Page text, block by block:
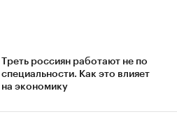
Треть россиян работают не по
специальности. Как это влияет
на экономику